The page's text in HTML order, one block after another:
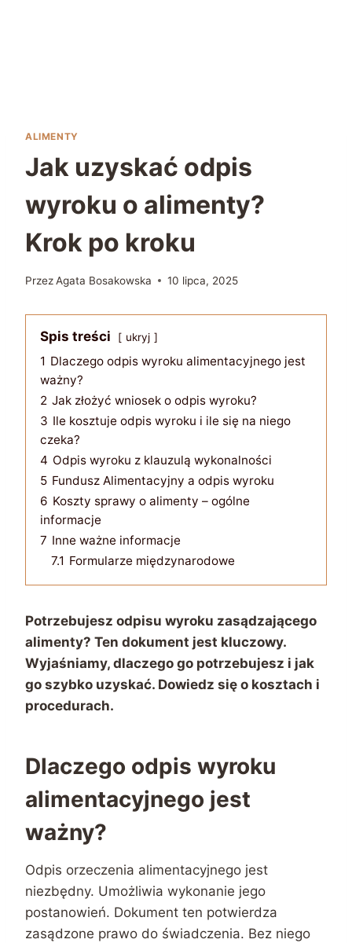
ALIMENTY
Jak uzyskać odpis
wyroku o alimenty?
Krok po kroku
PrzezAgata Bosakowska 10 lipca, 2025
Spis treści ukryj
1 Dlaczego odpis wyroku alimentacyjnego jest
ważny?
2 Jak złożyć wniosek o odpis wyroku?
3 Ile kosztuje odpis wyroku i ile się na niego
czeka?
4 Odpis wyroku z klauzulą wykonalności
5 Fundusz Alimentacyjny a odpis wyroku
6 Koszty sprawy o alimenty – ogólne
informacje
7 Inne ważne informacje
7.1 Formularze międzynarodowe
Potrzebujesz odpisu wyroku zasądzającego
alimenty? Ten dokument jest kluczowy.
Wyjaśniamy, dlaczego go potrzebujesz i jak
go szybko uzyskać. Dowiedz się o kosztach i
procedurach.
Dlaczego odpis wyroku
alimentacyjnego jest
ważny?
Odpis orzeczenia alimentacyjnego jest
niezbędny. Umożliwia wykonanie jego
postanowień. Dokument ten potwierdza
zasądzone prawo do świadczenia. Bez niego